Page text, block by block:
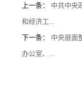
上一条： 中共中央
和经济工...
下一条： 中央层面
办公室、...